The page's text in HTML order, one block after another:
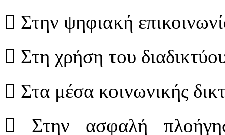
 Στην ψηφιακή
 Στη χρήση του
 Στα μέσα κοινωνικής
 Στην ασφαλή